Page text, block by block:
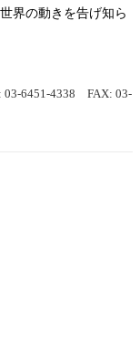
界の動きを告げ知ら
03-6451-4338 FAX: 03-